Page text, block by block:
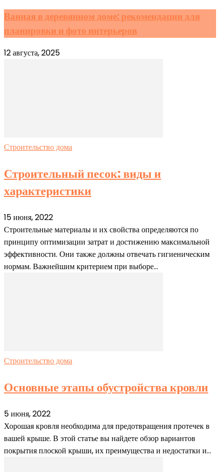
Ванная в деревянном доме: рекомендации для
планировки и фото интерьеров
12 августа, 2025
Строительство дома
Строительный песок: виды и
характеристики
15 июня, 2022
Строительные материалы и их свойства определяются по
принципу оптимизации затрат и достижению максимальной
эффективности. Они также должны отвечать гигиеническим
нормам. Важнейшим критерием при выборе...
Строительство дома
Основные этапы обустройства кровли
5 июня, 2022
Хорошая кровля необходима для предотвращения протечек в
вашей крыше. В этой статье вы найдете обзор вариантов
покрытия плоской крыши, их преимущества и недостатки и...